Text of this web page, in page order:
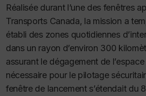
Réalisée durant l’une des fenêtres
Transports Canada, la mission a
établi des zones quotidiennes
dans un rayon d’environ 300
assurant le dégagement de l’espace
nécessaire pour le pilotage
fenêtre de lancement s’étendait du